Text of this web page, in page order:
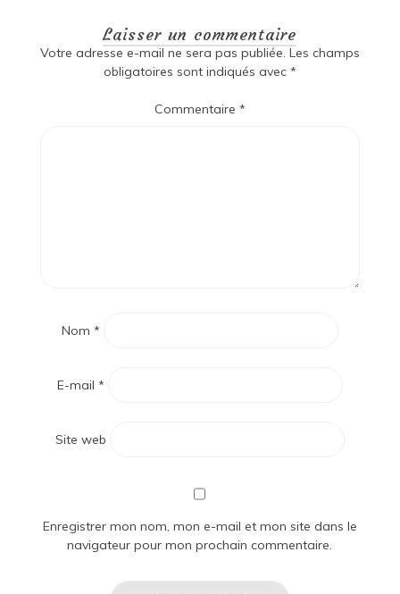
Laisser un commentaire
Votre adresse e-mail ne sera pas publiée. Les champs
obligatoires sont indiqués avec *
Commentaire *
Nom *
E-mail *
Site web
Enregistrer mon nom, mon e-mail et mon site dans le
navigateur pour mon prochain commentaire.